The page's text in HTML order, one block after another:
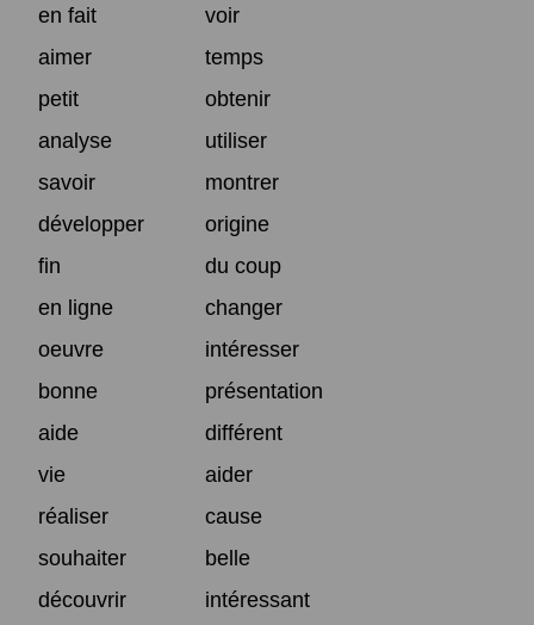
en fait
voir
aimer
temps
petit
obtenir
analyse
utiliser
savoir
montrer
développer
origine
fin
du coup
en ligne
changer
oeuvre
intéresser
bonne
présentation
aide
différent
vie
aider
réaliser
cause
souhaiter
belle
découvrir
intéressant